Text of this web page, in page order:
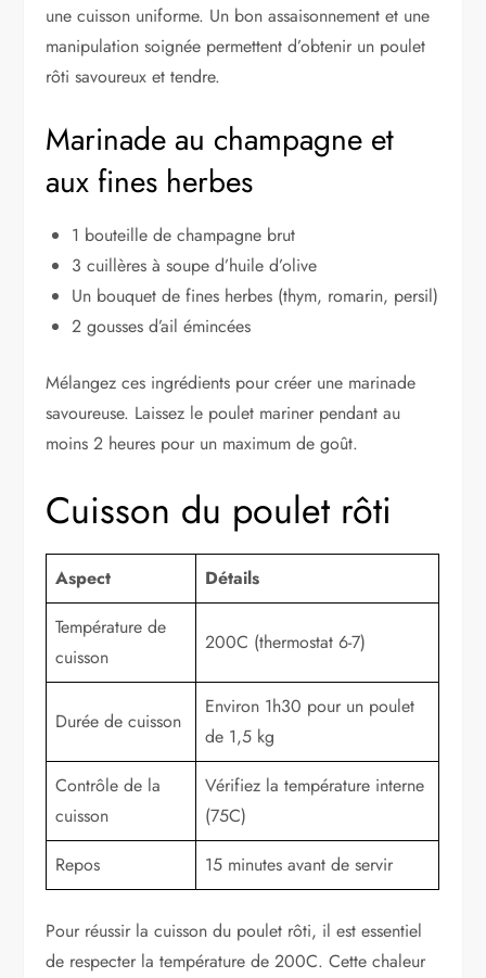
une cuisson uniforme. Un bon assaisonnement et une
manipulation soignée permettent d’obtenir un poulet
rôti savoureux et tendre.
Marinade au champagne et
aux fines herbes
1 bouteille de champagne brut
3 cuillères à soupe d’huile d’olive
Un bouquet de fines herbes (thym, romarin, persil)
2 gousses d’ail émincées
Mélangez ces ingrédients pour créer une marinade
savoureuse. Laissez le poulet mariner pendant au
moins 2 heures pour un maximum de goût.
Cuisson du poulet rôti
Aspect
Détails
Température de
cuisson
200C (thermostat 6-7)
Durée de cuisson
Environ 1h30 pour un poulet
de 1,5 kg
Contrôle de la
cuisson
Vérifiez la température interne
(75C)
Repos
15 minutes avant de servir
Pour réussir la cuisson du poulet rôti, il est essentiel
de respecter la température de 200C. Cette chaleur